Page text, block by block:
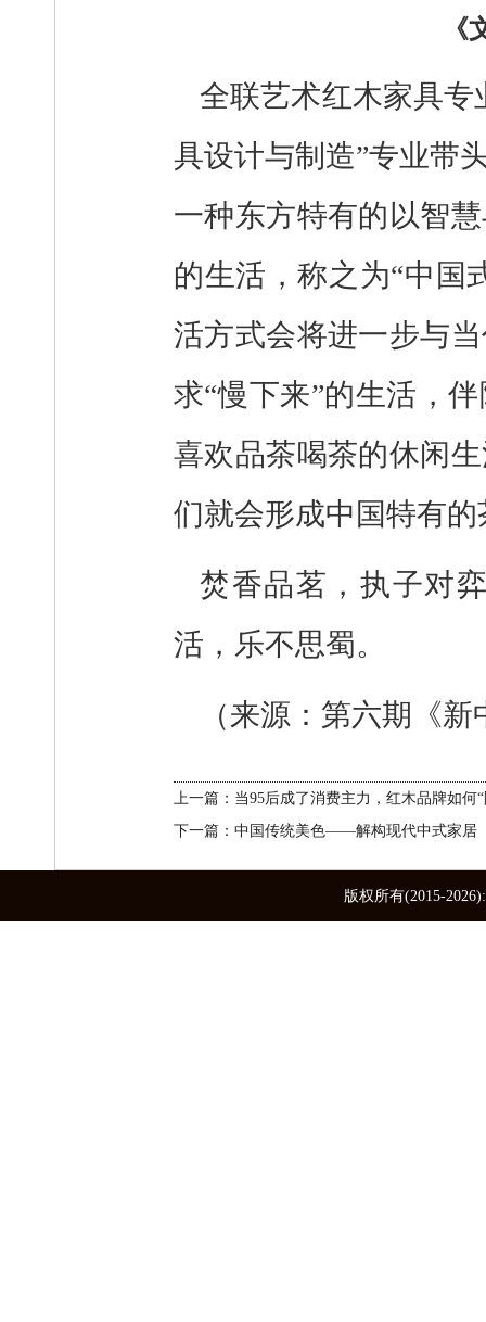
全联艺术红木家具专
具设计与制造”专业带
一种东方特有的以智
的生活，称之为“中国
活方式会将进一步与
求“慢下来”的生活，
喜欢品茶喝茶的休闲
们就会形成中国特有
焚香品茗，执子对
活，乐不思蜀。
（来源：第六期《新
上一篇：当95后成了消费主力，红木品牌如何
下一篇：中国传统美色——解构现代中式家居
版权所有(2015-